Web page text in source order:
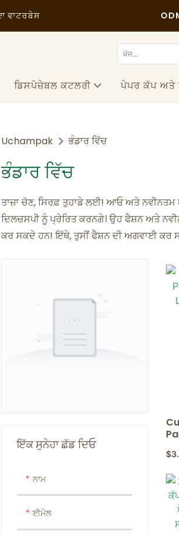
ਵਾਟਰਬੇਸ
ਡਿਸਪੋਜ਼ੇਬਲ ਕਟਲਰੀ ਪੇਪਰ ਕੱਪ ਅਤੇ
Uchampak ਭੰਡਾਰ ਵਿੱਚ
ਭੰਡਾਰ ਵਿੱਚ
ਤਾਜ਼ਾ ਚੋਣ, ਸਿਰਫ਼ ਤੁਹਾਡੇ ਲਈ! ਆਓ ਅਤੇ ਨਵੀਨਤਮ
ਦਿਲਚਸਪੀ ਨੂੰ ਪ੍ਰੇਰਿਤ ਕਰਨਗੇ। ਉਹ ਫੈਸ਼ਨ ਅਤੇ
ਕਰ ਸਕਦੇ ਹਨ! ਇੱਥੇ, ਤੁਸੀਂ ਫੈਸ਼ਨ ਦੀ ਅਗਵਾਈ ਕਰ
$
ਇੱਕ ਸੁਨੇਹਾ ਛੱਡ ਦਿਓ
ਨਾਮ
ਈਮੇਲ